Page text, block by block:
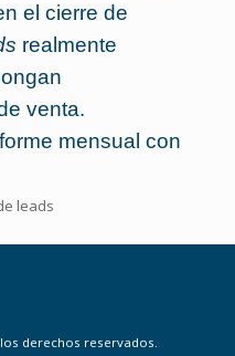
el cierre de
realmente
venta.
mensual con
derechos reservados.